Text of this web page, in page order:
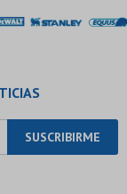
SUSCRIBIRME